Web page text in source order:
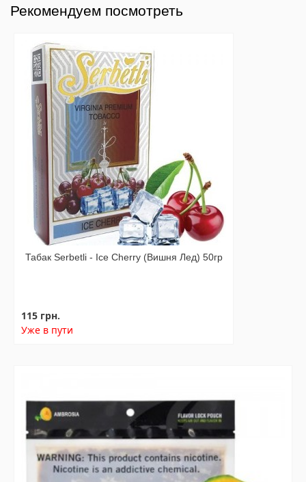
Рекомендуем посмотреть
Табак Serbetli - Ice Cherry (Вишня Лед) 50гр
115 грн.
Уже в пути